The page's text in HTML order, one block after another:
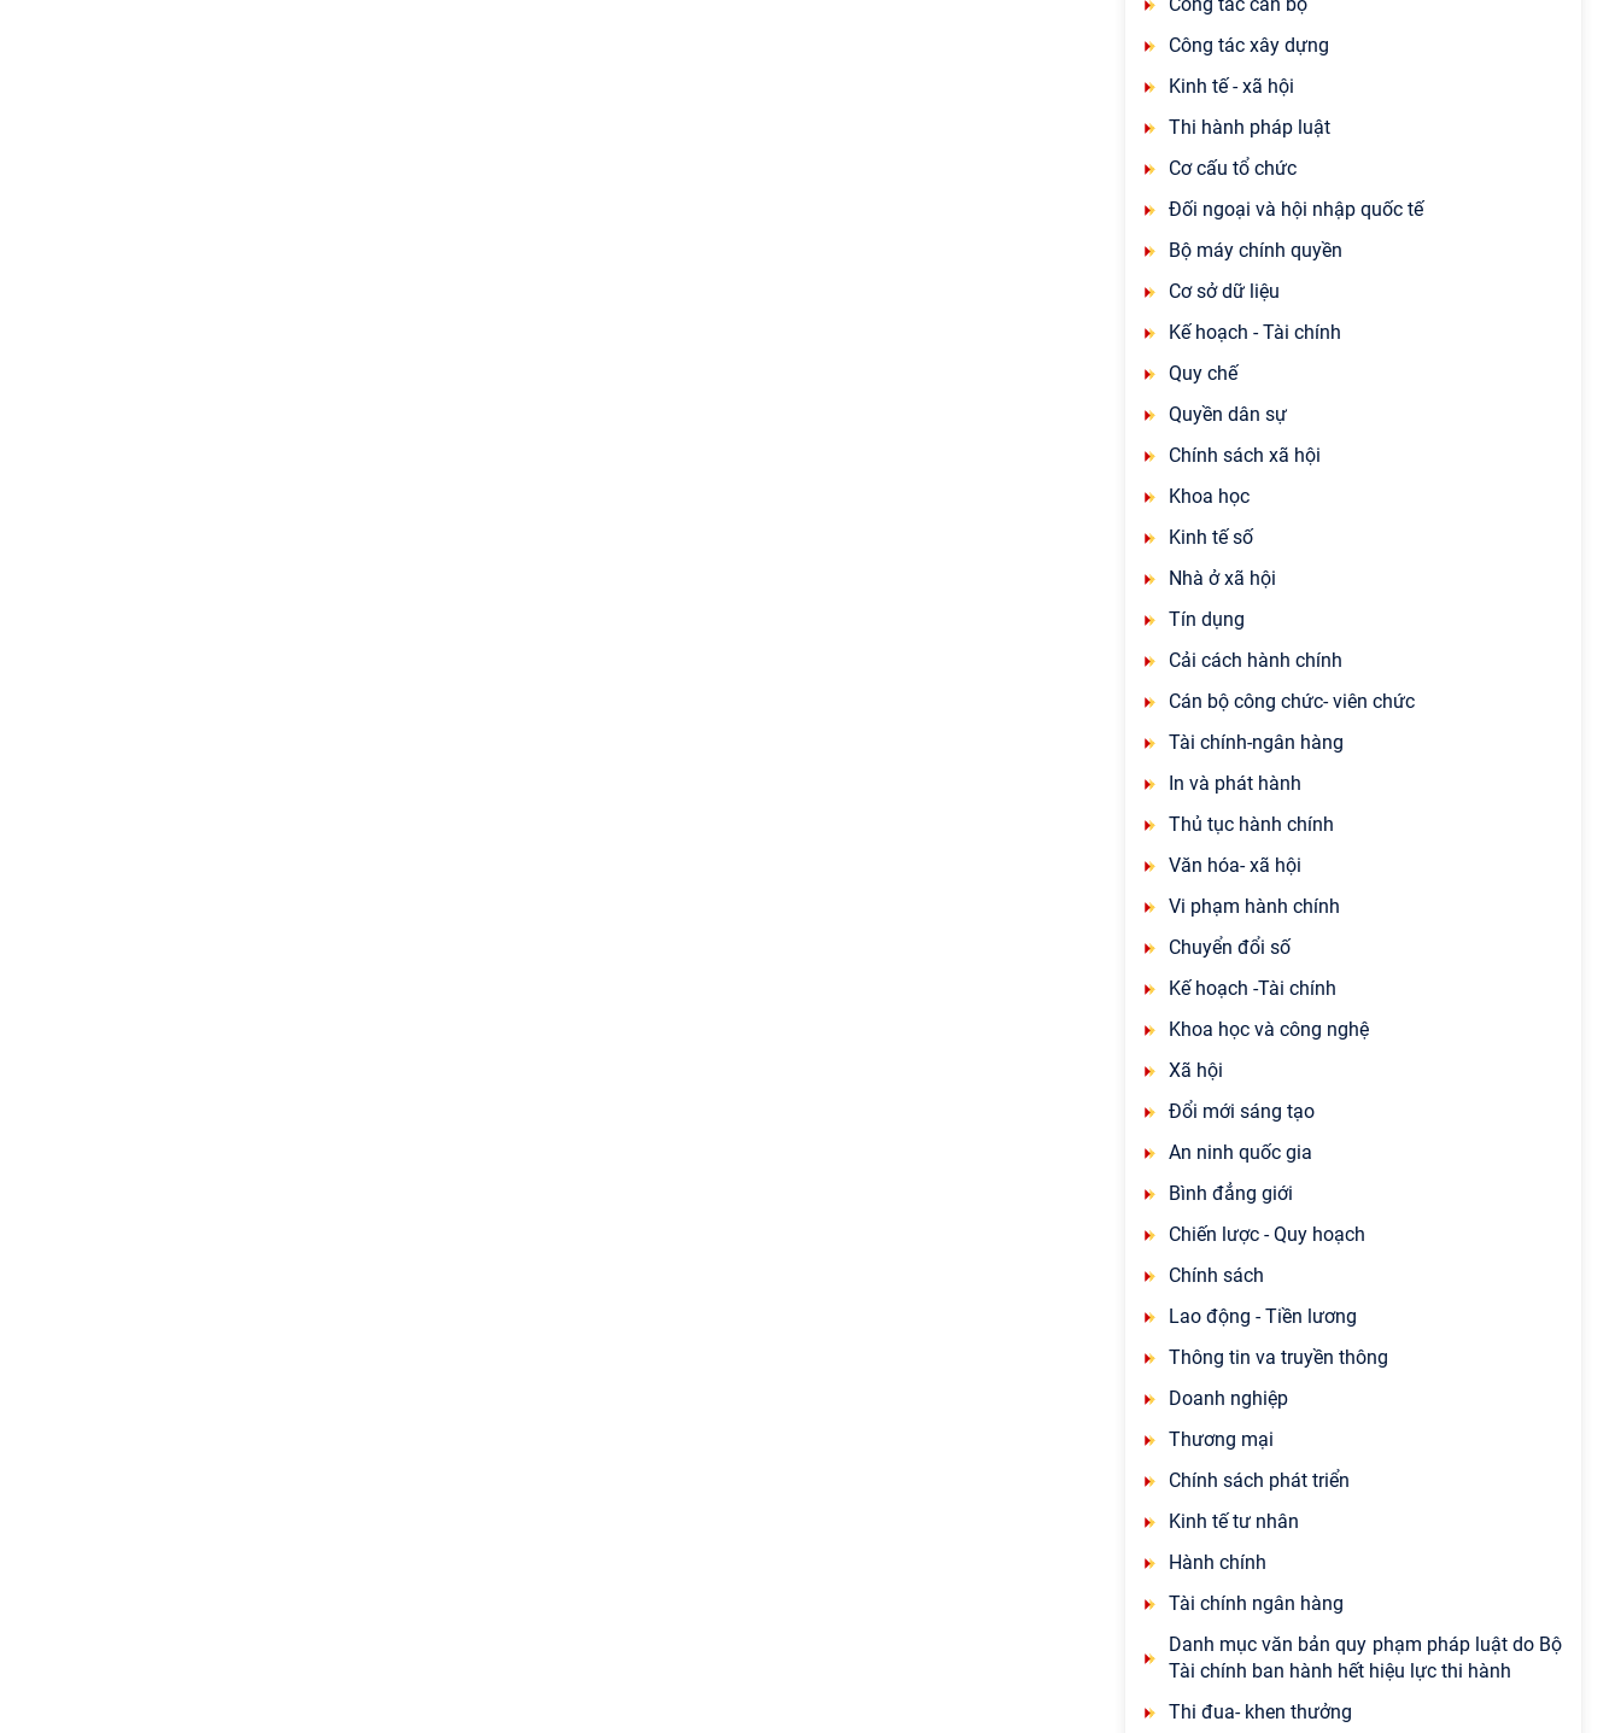
Công tác xây dựng
Kinh tế - xã hội
Thi hành pháp luật
Cơ cấu tổ chức
Đối ngoại và hội nhập quốc tế
Bộ máy chính quyền
Cơ sở dữ liệu
Kế hoạch - Tài chính
Quy chế
Quyền dân sự
Chính sách xã hội
Khoa học
Kinh tế số
Nhà ở xã hội
Tín dụng
Cải cách hành chính
Cán bộ công chức- viên chức
Tài chính-ngân hàng
In và phát hành
Thủ tục hành chính
Văn hóa- xã hội
Vi phạm hành chính
Chuyển đổi số
Kế hoạch -Tài chính
Khoa học và công nghệ
Xã hội
Đổi mới sáng tạo
An ninh quốc gia
Bình đẳng giới
Chiến lược - Quy hoạch
Chính sách
Lao động - Tiền lương
Thông tin va truyền thông
Doanh nghiệp
Thương mại
Chính sách phát triển
Kinh tế tư nhân
Hành chính
Tài chính ngân hàng
Danh mục văn bản quy phạm pháp luật do Bộ
Tài chính ban hành hết hiệu lực thi hành
Thi đua- khen thưởng